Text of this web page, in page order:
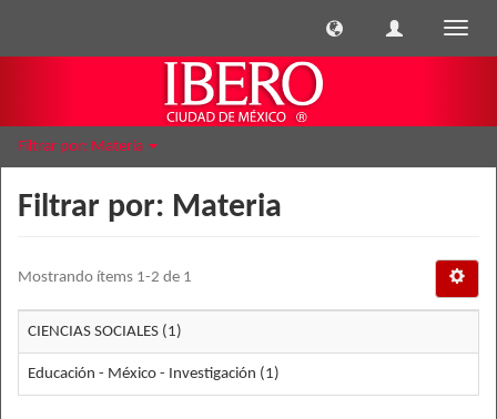
Filtrar por: Materia
Filtrar por: Materia
Mostrando ítems 1-2 de 1
CIENCIAS SOCIALES (1)
Educación - México - Investigación (1)